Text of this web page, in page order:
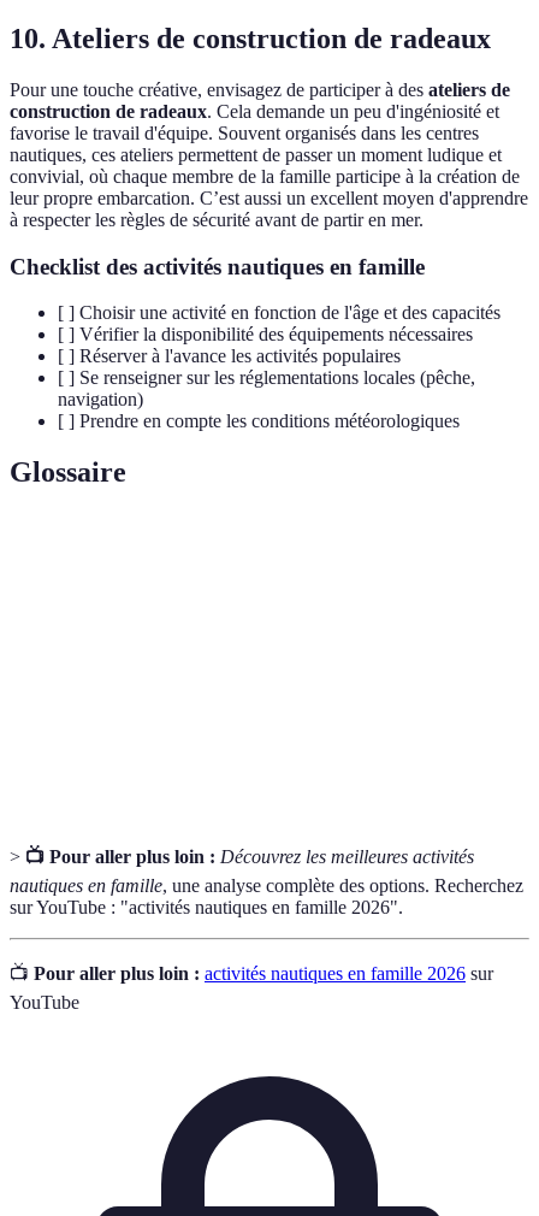
10. Ateliers de construction de radeaux
Pour une touche créative, envisagez de participer à des ateliers de
construction de radeaux. Cela demande un peu d'ingéniosité et
favorise le travail d'équipe. Souvent organisés dans les centres
nautiques, ces ateliers permettent de passer un moment ludique et
convivial, où chaque membre de la famille participe à la création de
leur propre embarcation. C’est aussi un excellent moyen d'apprendre
à respecter les règles de sécurité avant de partir en mer.
Checklist des activités nautiques en famille
[ ] Choisir une activité en fonction de l'âge et des capacités
[ ] Vérifier la disponibilité des équipements nécessaires
[ ] Réserver à l'avance les activités populaires
[ ] Se renseigner sur les réglementations locales (pêche,
navigation)
[ ] Prendre en compte les conditions météorologiques
Glossaire
> 📺 Pour aller plus loin : Découvrez les meilleures activités
nautiques en famille, une analyse complète des options. Recherchez
sur YouTube : "activités nautiques en famille 2026".
📺 Pour aller plus loin : activités nautiques en famille 2026 sur
YouTube